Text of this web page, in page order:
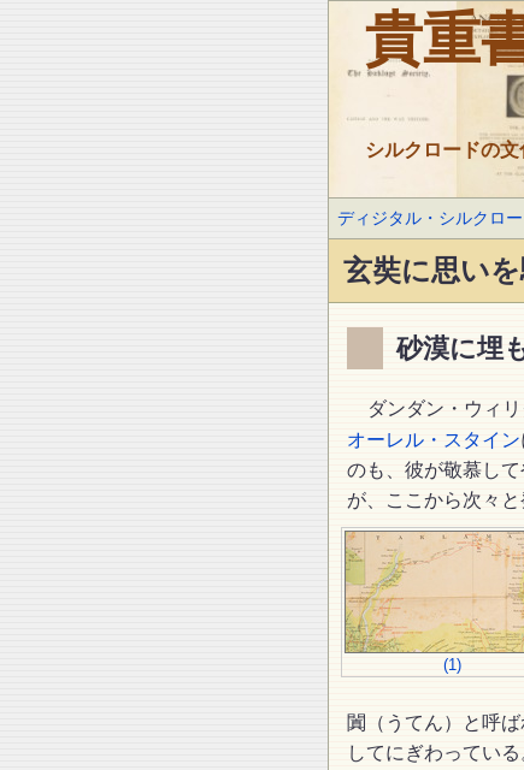
貴重
シルクロードの
ディジタル・シルクロー
玄奘に思い
砂漠に埋
ダンダン・ウィリ
オーレル・スタイン
のも、彼が敬慕し
が、ここから次々と
(1)
闐（うてん）と呼
してにぎわってい